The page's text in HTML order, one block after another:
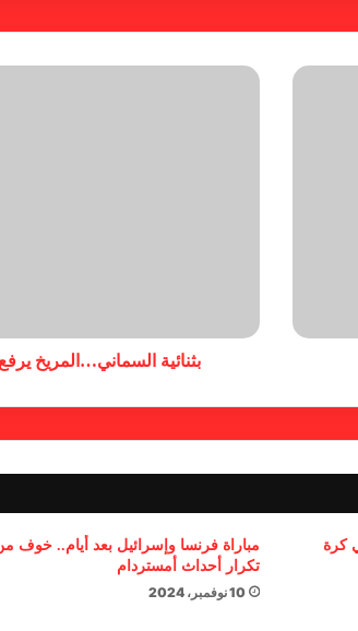
بثنائية السماني…المريخ
كرة
مباراة فرنسا وإسرائيل بعد أيام.. خوف
تكرار أحداث أمستردام
10 نوفمبر، 2024